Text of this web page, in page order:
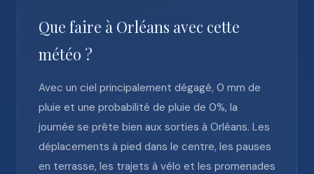
Que faire à Orléans avec cette
météo ?
Avec un ciel principalement dégagé, 0 mm de
pluie et une probabilité de pluie de 0%, la
journée se prête bien aux sorties à Orléans. Les
déplacements à pied dans le centre, les pauses
en terrasse, les trajets à vélo et les promenades